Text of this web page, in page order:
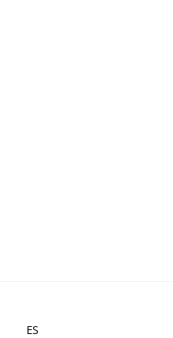
ES